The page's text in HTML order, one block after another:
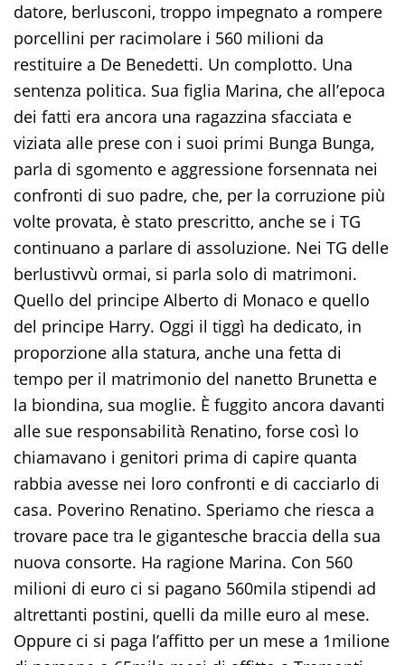
datore, berlusconi, troppo impegnato a rompere
porcellini per racimolare i 560 milioni da
restituire a De Benedetti. Un complotto. Una
sentenza politica. Sua figlia Marina, che all’epoca
dei fatti era ancora una ragazzina sfacciata e
viziata alle prese con i suoi primi Bunga Bunga,
parla di sgomento e aggressione forsennata nei
confronti di suo padre, che, per la corruzione più
volte provata, è stato prescritto, anche se i TG
continuano a parlare di assoluzione. Nei TG delle
berlustivvù ormai, si parla solo di matrimoni.
Quello del principe Alberto di Monaco e quello
del principe Harry. Oggi il tiggì ha dedicato, in
proporzione alla statura, anche una fetta di
tempo per il matrimonio del nanetto Brunetta e
la biondina, sua moglie. È fuggito ancora davanti
alle sue responsabilità Renatino, forse così lo
chiamavano i genitori prima di capire quanta
rabbia avesse nei loro confronti e di cacciarlo di
casa. Poverino Renatino. Speriamo che riesca a
trovare pace tra le gigantesche braccia della sua
nuova consorte. Ha ragione Marina. Con 560
milioni di euro ci si pagano 560mila stipendi ad
altrettanti postini, quelli da mille euro al mese.
Oppure ci si paga l’affitto per un mese a 1milione